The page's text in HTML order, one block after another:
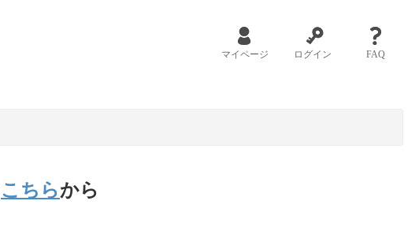
マイページ ログイン FAQ
こちらから